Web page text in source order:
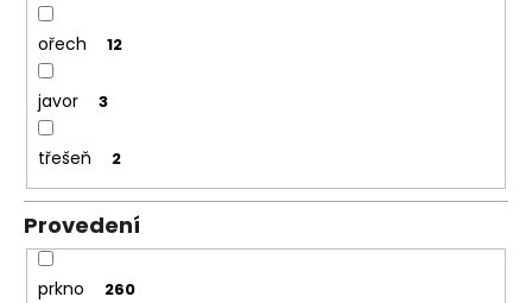
ořech 12
javor 3
třešeň 2
Provedení
prkno 260